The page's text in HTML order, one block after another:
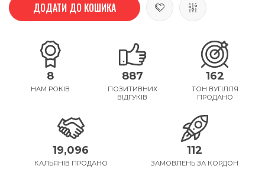
ДОДАТИ ДО КОШИКА
8
НАМ РОКІВ
887
ПОЗИТИВНИХ
ВІДГУКІВ
162
ТОН ВУГІЛЛЯ
ПРОДАНО
19,096
КАЛЬЯНІВ ПРОДАНО
112
ЗАМОВЛЕНЬ ЗА КОРДОН